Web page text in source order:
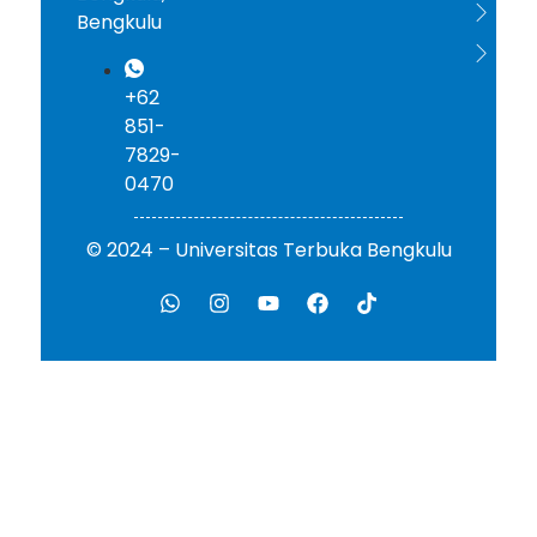
Bengkulu
+62
851-
7829-
0470
© 2024 – Universitas Terbuka Bengkulu